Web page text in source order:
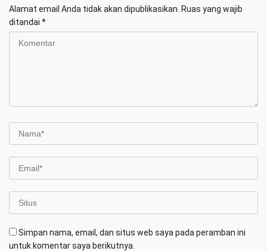
Alamat email Anda tidak akan dipublikasikan. Ruas yang wajib
ditandai *
Simpan nama, email, dan situs web saya pada peramban ini
untuk komentar saya berikutnya.